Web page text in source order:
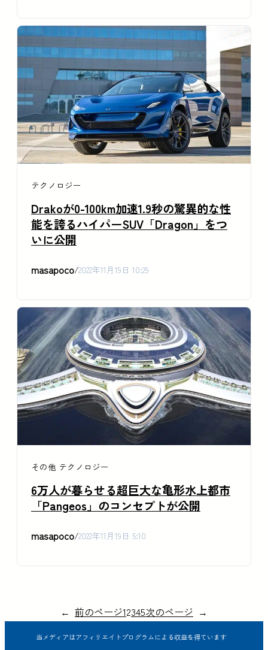
テクノロジー
Drakoが0-100km加速1.9秒の驚異的な性
能を誇るハイパーSUV「Dragon」をつ
いに公開
masapoco/2022年11月19日 10:29
その他 テクノロジー
6万人が暮らせる超巨大な亀形水上都市
「Pangeos」のコンセプトが公開
masapoco/2022年11月19日 5:10
← 前のページ12345次のページ →
当メディアはアフィリエイトプログラムによる収益を得ています